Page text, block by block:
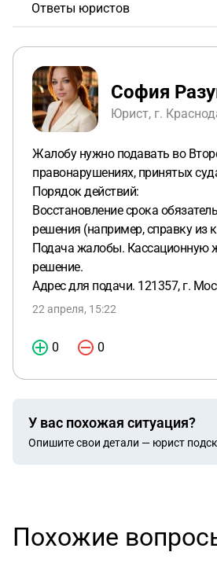
Ответы юристов
София
Юрист, г.
Жалобу нужно подавать во
правонарушениях, принятых
Порядок действий:
Восстановление срока
решения (например, справку из
Подача жалобы. Кассационную
решение.
Адрес для подачи. 121357, г.
22 апреля, 15:22
0 0
У вас похожая ситуация?
Опишите свои детали — юрист
Похожие